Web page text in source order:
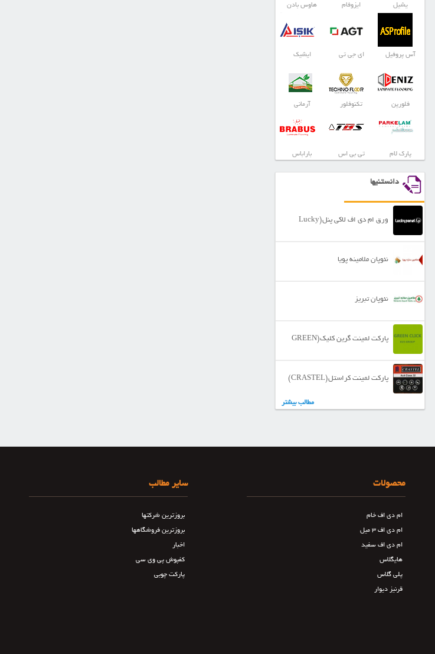
یشیل ایزوفام هاوس بادن
آس پروفیل ای جی تی ایشیک
فلورپن تکنوفلور آرمانی
پارک لام تی بی اس باراباس
دانستنیها
ورق ام دی اف لاکی پنل(Lucky
نئوپان ملامینه پویا
نئوپان تبریز
پارکت لمینت گرین کلیک(GREEN
CLICK)
پارکت لمینت کراستل(CRASTEL)
مطالب بیشتر
محصولات
ام دی اف خام
ام دی اف ۳ میل
ام دی اف سفید
هایگلاس
پلی گلاس
قرنیز دیوار
سایر مطالب
بروزترین شرکتها
بروزترین فروشگاهها
اخبار
کفپوش پی وی سی
پارکت چوبی